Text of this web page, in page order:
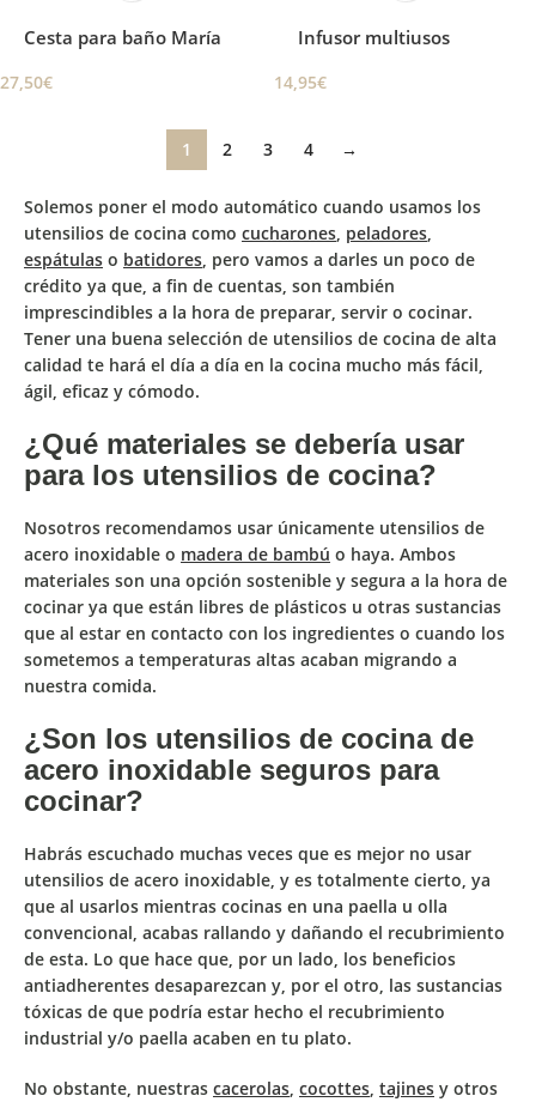
Cesta para baño María
27,50€
Infusor multiusos
14,95€
1 2 3 4 →
Solemos poner el modo automático cuando usamos los
utensilios de cocina como cucharones, peladores,
espátulas o batidores, pero vamos a darles un poco de
crédito ya que, a fin de cuentas, son también
imprescindibles a la hora de preparar, servir o cocinar.
Tener una buena selección de utensilios de cocina de alta
calidad te hará el día a día en la cocina mucho más fácil,
ágil, eficaz y cómodo.
¿Qué materiales se debería usar
para los utensilios de cocina?
Nosotros recomendamos usar únicamente utensilios de
acero inoxidable o madera de bambú o haya. Ambos
materiales son una opción sostenible y segura a la hora de
cocinar ya que están libres de plásticos u otras sustancias
que al estar en contacto con los ingredientes o cuando los
sometemos a temperaturas altas acaban migrando a
nuestra comida.
¿Son los utensilios de cocina de
acero inoxidable seguros para
cocinar?
Habrás escuchado muchas veces que es mejor no usar
utensilios de acero inoxidable, y es totalmente cierto, ya
que al usarlos mientras cocinas en una paella u olla
convencional, acabas rallando y dañando el recubrimiento
de esta. Lo que hace que, por un lado, los beneficios
antiadherentes desaparezcan y, por el otro, las sustancias
tóxicas de que podría estar hecho el recubrimiento
industrial y/o paella acaben en tu plato.
No obstante, nuestras cacerolas, cocottes, tajines y otros